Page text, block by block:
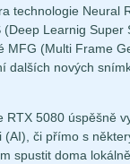
technologie Neural
Learnig Super
MFG (Multi Frame
dalších nových
5080 úspěšně
či přímo s
spustit doma